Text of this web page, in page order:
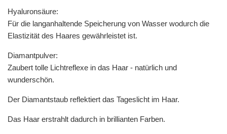
Hyaluronsäure:
Für die langanhaltende Speicherung von Wasser wodurch die
Elastizität des Haares gewährleistet ist.
Diamantpulver:
Zaubert tolle Lichtreflexe in das Haar - natürlich und
wunderschön.
Der Diamantstaub reflektiert das Tageslicht im Haar.
Das Haar erstrahlt dadurch in brillianten Farben.